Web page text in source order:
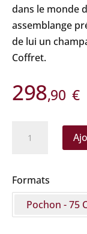
dans le monde
assemblange
de lui un
Coffret.
298,90 €
de
Brignac
Formats
Pochon - 75